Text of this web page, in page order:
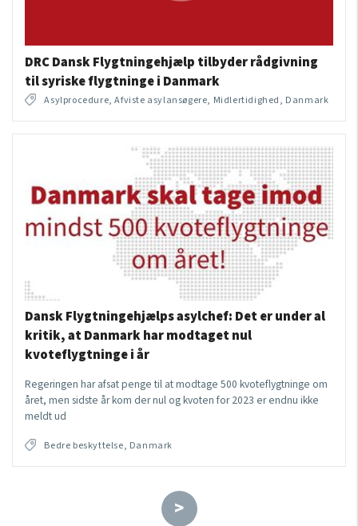
DRC Dansk Flygtningehjælp tilbyder rådgivning
til syriske flygtninge i Danmark
Asylprocedure, Afviste asylansøgere, Midlertidighed, Danmark
Dansk Flygtningehjælps asylchef: Det er under al
kritik, at Danmark har modtaget nul
kvoteflygtninge i år
Regeringen har afsat penge til at modtage 500 kvoteflygtninge om
året, men sidste år kom der nul og kvoten for 2023 er endnu ikke
meldt ud
Bedre beskyttelse, Danmark
>